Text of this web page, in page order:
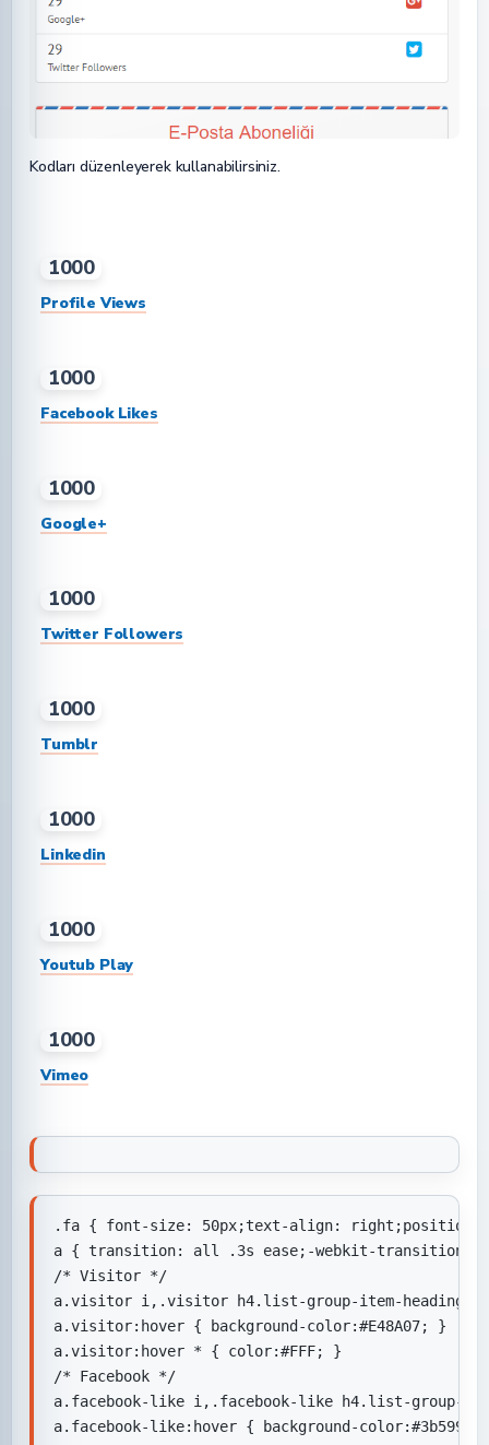
Kodları düzenleyerek kullanabilirsiniz.
1000
Profile Views
1000
Facebook Likes
1000
Google+
1000
Twitter Followers
1000
Tumblr
1000
Linkedin
1000
Youtub Play
1000
Vimeo
.fa { font-size: 50px;text-align: right;position:
a { transition: all .3s ease;-webkit-transition:
/* Visitor */
a.visitor i,.visitor h4.list-group-item-heading {
a.visitor:hover { background-color:#E48A07; }
a.visitor:hover * { color:#FFF; }
/* Facebook */
a.facebook-like i,.facebook-like h4.list-group-
a.facebook-like:hover { background-